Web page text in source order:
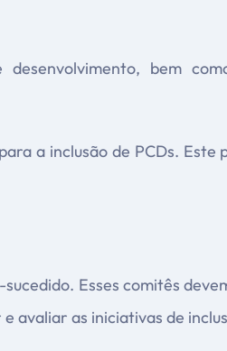
bem
a inclusão de PCDs. Este
Esses comitês
avaliar as iniciativas de